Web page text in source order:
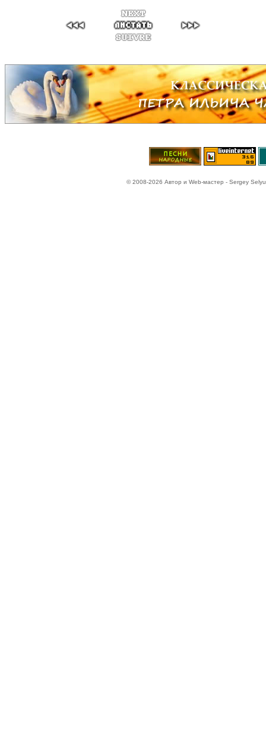
© 2008-2026 Автор и Web-мастер - Sergey